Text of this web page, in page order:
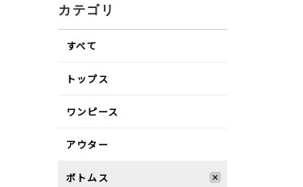
カテゴリ
すべて
トップス
ワンピース
アウター
ボトムス